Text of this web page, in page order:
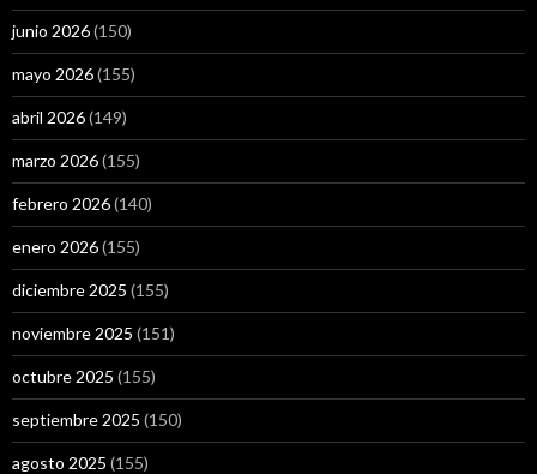
junio 2026(150)
mayo 2026(155)
abril 2026(149)
marzo 2026(155)
febrero 2026(140)
enero 2026(155)
diciembre 2025 (155)
noviembre 2025 (151)
octubre 2025 (155)
septiembre 2025 (150)
agosto 2025 (155)